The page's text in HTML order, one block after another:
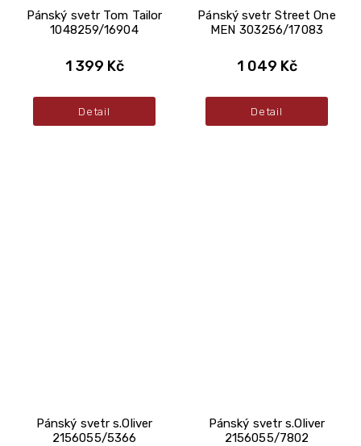
Pánský svetr Tom Tailor
1048259/16904
1 399 Kč
Detail
Pánský svetr Street One
MEN 303256/17083
1 049 Kč
Detail
Pánský svetr s.Oliver
2156055/5366
Pánský svetr s.Oliver
2156055/7802